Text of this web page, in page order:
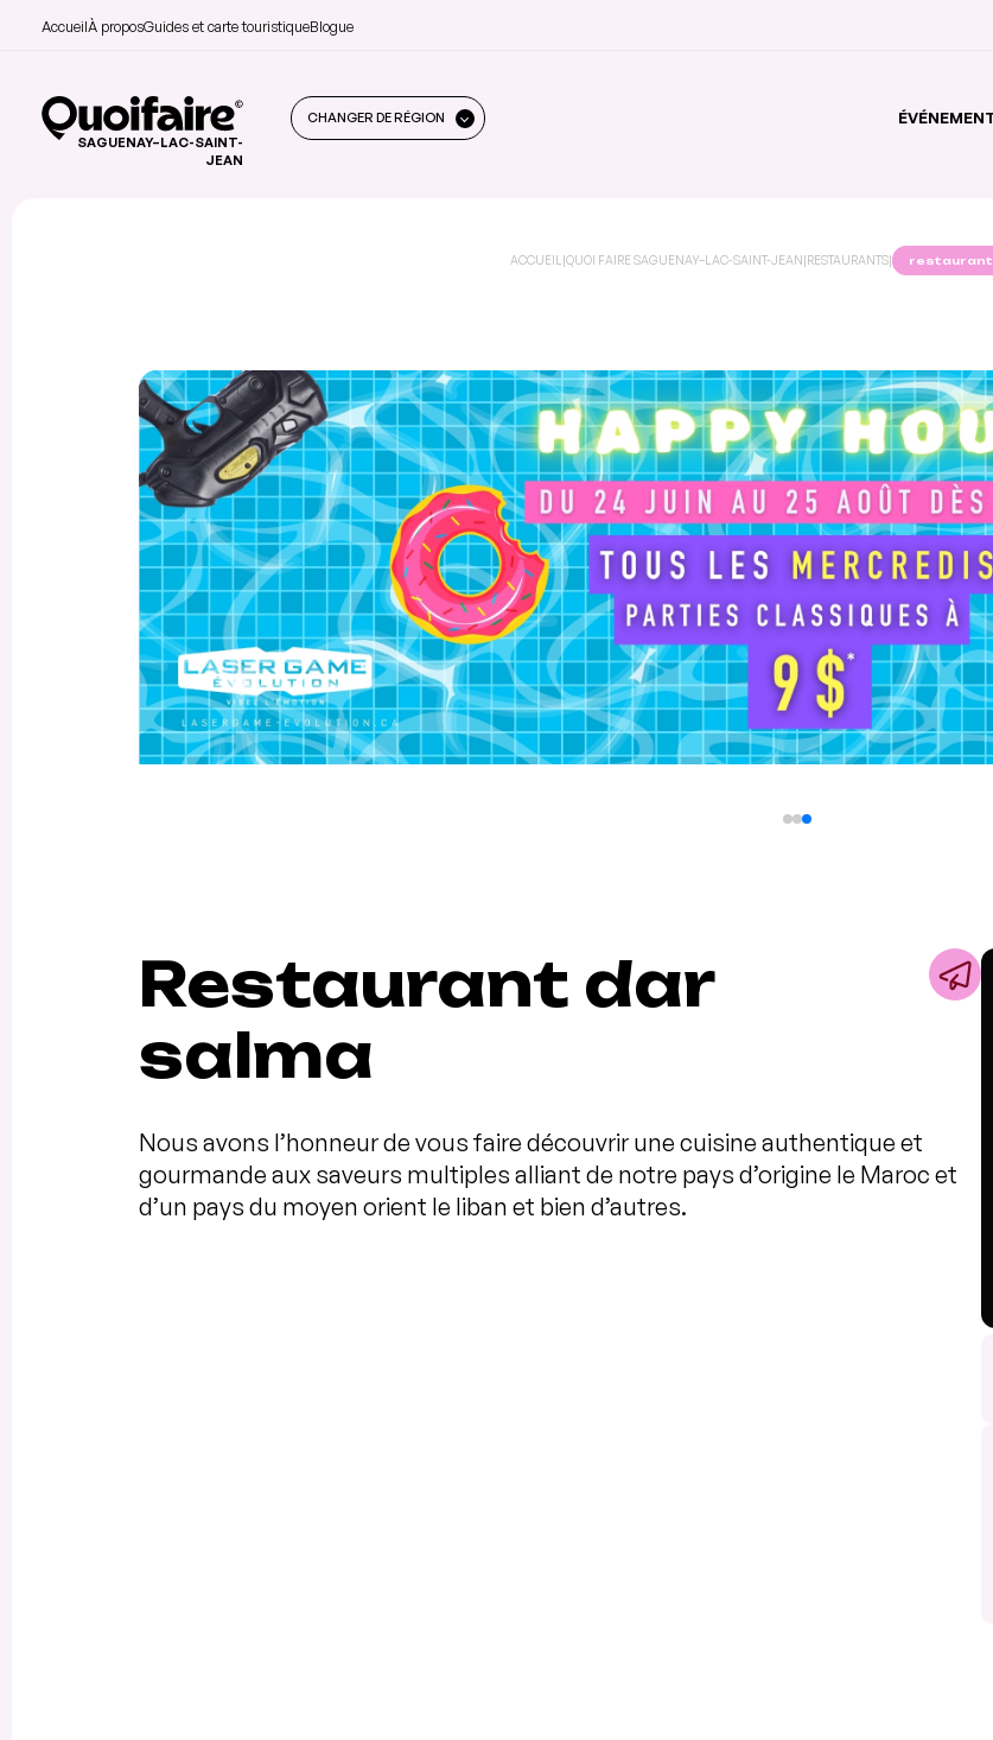
AccueilÀ proposGuides et carte touristiqueBlogue
SAGUENAY–LAC-SAINT-
JEAN
CHANGER DE RÉGION
ACCUEIL |QUOI FAIRE SAGUENAY–LAC-SAINT-JEAN|RESTAURANTS| restaurant
Restaurant dar
salma
Nous avons l’honneur de vous faire découvrir une cuisine authentique et
gourmande aux saveurs multiples alliant de notre pays d’origine le Maroc et
d’un pays du moyen orient le liban et bien d’autres.